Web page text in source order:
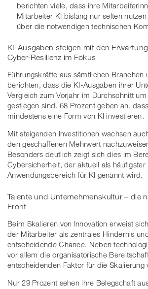
berichten viele, dass ihre
Mitarbeiter KI bislang nur selten
über die notwendigen technischen
KI-Ausgaben steigen mit den
Cyber-Resilienz im Fokus
Führungskräfte aus sämtlichen Branchen
berichten, dass die KI-Ausgaben ihrer
Vergleich zum Vorjahr im Durchschnitt
gestiegen sind. 68 Prozent geben an,
mindestens eine Form von KI investieren.
Mit steigenden Investitionen wachsen
den geschaffenen Mehrwert
Besonders deutlich zeigt sich dies im
Cybersicherheit, der aktuell als häufigster
Anwendungsbereich für KI genannt wird.
Talente und Unternehmenskultur – die
Front
Beim Skalieren von Innovation erweist
der Mitarbeiter als zentrales Hindernis
entscheidende Chance. Neben
vor allem die organisatorische
entscheidenden Faktor für die Skalierung
Nur 29 Prozent sehen ihre Belegschaft